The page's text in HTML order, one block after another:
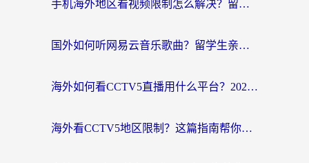
手机海外地区看视频限制怎么解决？留学生亲测有效的回国加速器指南
国外如何听网易云音乐歌曲？留学生亲测有效的回国加速方案
海外如何看CCTV5直播用什么平台？2026最新指南：看欧洲杯、中超、奥运不再卡
海外看CCTV5地区限制？这篇指南帮你流畅看欧洲杯、NBA还听中文解说